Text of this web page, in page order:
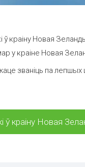
Новая
у краіне Новая
званіць па лепшых
ў краіну Новая